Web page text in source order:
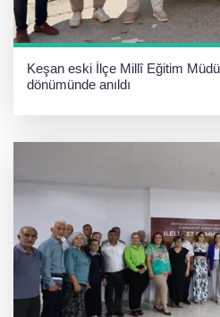
Keşan eski İlçe Millî Eğitim
dönümünde anıldı